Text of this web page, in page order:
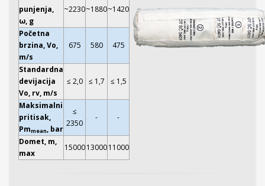
punjenja,
ω, g
~2230~1880~1420
Početna
brzina, Vo,
m/s
675 580 475
Standardna
devijacija
Vo, rv, m/s
≤ 2,0 ≤ 1,7 ≤ 1,5
Maksimalni
pritisak,
Pmmean, bar
≤
2350
- -
Domet, m,
max
15000 13000 11000